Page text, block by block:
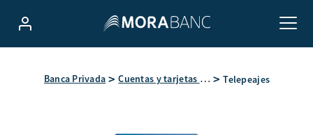
Banca Privada Cuentas y tarjetas de Banca Privada Telepeajes